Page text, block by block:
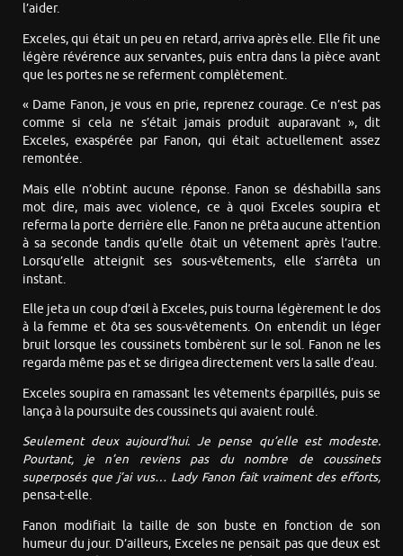
l’aider.
Exceles, qui était un peu en retard, arriva après elle. Elle fit une
légère révérence aux servantes, puis entra dans la pièce avant
que les portes ne se referment complètement.
« Dame Fanon, je vous en prie, reprenez courage. Ce n’est pas
comme si cela ne s’était jamais produit auparavant », dit
Exceles, exaspérée par Fanon, qui était actuellement assez
remontée.
Mais elle n’obtint aucune réponse. Fanon se déshabilla sans
mot dire, mais avec violence, ce à quoi Exceles soupira et
referma la porte derrière elle. Fanon ne prêta aucune attention
à sa seconde tandis qu’elle ôtait un vêtement après l’autre.
Lorsqu’elle atteignit ses sous-vêtements, elle s’arrêta un
instant.
Elle jeta un coup d’œil à Exceles, puis tourna légèrement le dos
à la femme et ôta ses sous-vêtements. On entendit un léger
bruit lorsque les coussinets tombèrent sur le sol. Fanon ne les
regarda même pas et se dirigea directement vers la salle d’eau.
Exceles soupira en ramassant les vêtements éparpillés, puis se
lança à la poursuite des coussinets qui avaient roulé.
Seulement deux aujourd’hui. Je pense qu’elle est modeste.
Pourtant, je n’en reviens pas du nombre de coussinets
superposés que j’ai vus… Lady Fanon fait vraiment des efforts,
pensa-t-elle.
Fanon modifiait la taille de son buste en fonction de son
humeur du jour. D’ailleurs, Exceles ne pensait pas que deux est